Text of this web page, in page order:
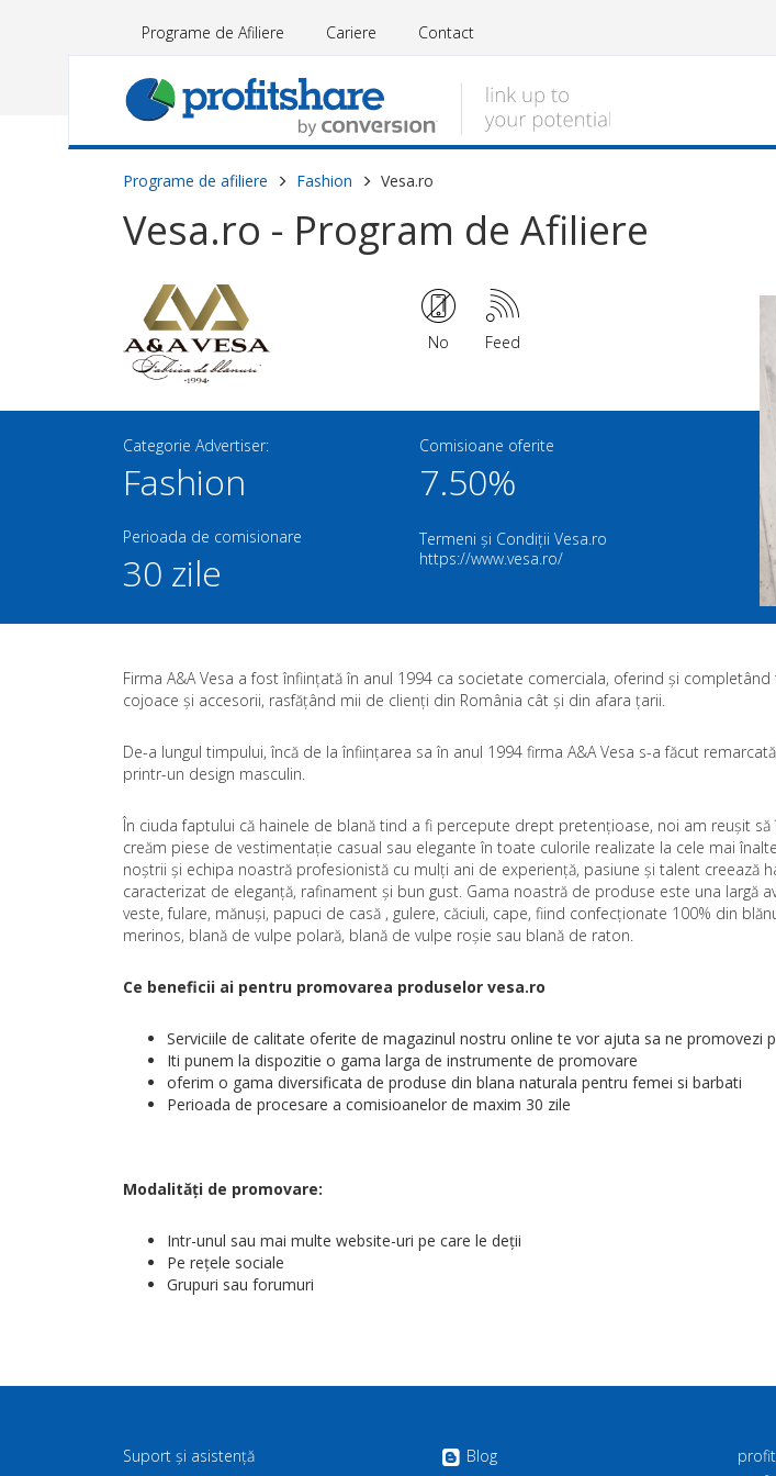
Programe de Afiliere Cariere Contact
Programe de afiliere Fashion Vesa.ro
Vesa.ro - Program de Afiliere
No Feed
Categorie Advertiser:
Fashion
Perioada de comisionare
30 zile
Comisioane oferite
7.50%
Termeni și Condiții Vesa.ro
https://www.vesa.ro/
Firma A&A Vesa a fost înființată în anul 1994 ca societate comerciala, oferind și
cojoace și accesorii, rasfățând mii de clienți din România cât și din afara țarii.
De-a lungul timpului, încă de la înființarea sa în anul 1994 firma A&A Vesa s-a făcut
printr-un design masculin.
În ciuda faptului că hainele de blană tind a fi percepute drept pretențioase, noi am reușit
creăm piese de vestimentație casual sau elegante în toate culorile realizate la cele mai
noștrii și echipa noastră profesionistă cu mulți ani de experiență, pasiune și talent creează
caracterizat de eleganță, rafinament și bun gust. Gama noastră de produse este una largă
veste, fulare, mănuși, papuci de casă , gulere, căciuli, cape, fiind confecționate 100% din
merinos, blană de vulpe polară, blană de vulpe roșie sau blană de raton.
Ce beneficii ai pentru promovarea produselor vesa.ro
Serviciile de calitate oferite de magazinul nostru online te vor ajuta sa ne promovezi
Iti punem la dispozitie o gama larga de instrumente de promovare
oferim o gama diversificata de produse din blana naturala pentru femei si barbati
Perioada de procesare a comisioanelor de maxim 30 zile
Modalități de promovare:
Intr-unul sau mai multe website-uri pe care le deții
Pe rețele sociale
Grupuri sau forumuri
Suport și asistență
Blog